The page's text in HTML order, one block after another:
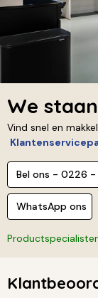
We
Vind snel en
Bel ons - 0226
WhatsApp ons